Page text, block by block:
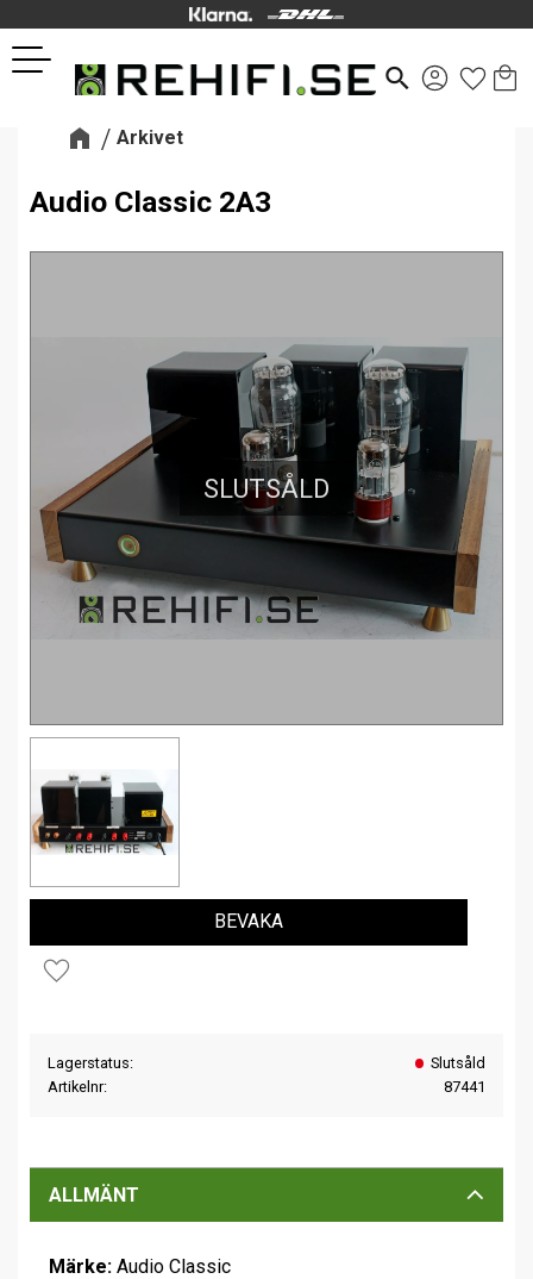
Meny
search
Arkivet
Audio Classic 2A3
SLUTSÅLD
Lägg till i favoriter
BEVAKA
Lagerstatus
Slutsåld
Artikelnr
87441
ALLMÄNT
Märke: Audio Classic